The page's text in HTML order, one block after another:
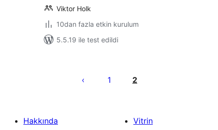
Viktor Holk
10dan fazla etkin kurulum
5.5.19 ile test edildi
sayfalaması1 2
Hakkında
Vitrin